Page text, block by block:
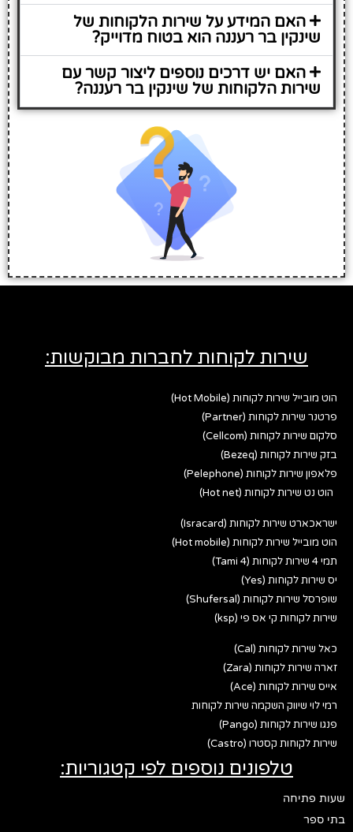
האם המידע על שירות הלקוחות של
שינקין בר רעננה הוא בטוח מדוייק?
האם יש דרכים נוספים ליצור קשר עם
שירות הלקוחות של שינקין בר רעננה?
שירות לקוחות לחברות מבוקשות:
הוט מובייל שירות לקוחות (Hot Mobile)
פרטנר שירות לקוחות (Partner)
סלקום שירות לקוחות (Cellcom)
בזק שירות לקוחות (Bezeq)
פלאפון שירות לקוחות (Pelephone)
הוט נט שירות לקוחות (Hot net)
ישראכארט שירות לקוחות (Isracard)
הוט מובייל שירות לקוחות (Hot mobile)
תמי 4 שירות לקוחות (Tami 4)
יס שירות לקוחות (Yes)
שופרסל שירות לקוחות (Shufersal)
שירות לקוחות קי אס פי (ksp)
כאל שירות לקוחות (Cal)
זארה שירות לקוחות (Zara)
אייס שירות לקוחות (Ace)
רמי לוי שיווק השקמה שירות לקוחות
פנגו שירות לקוחות (Pango)
שירות לקוחות קסטרו (Castro)
טלפונים נוספים לפי קטגוריות:
שעות פתיחה
בתי ספר